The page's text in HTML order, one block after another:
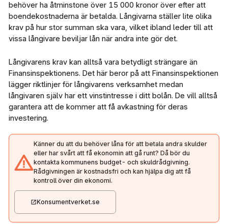
behöver ha åtminstone över 15 000 kronor över efter att
boendekostnaderna är betalda. Långivarna ställer lite olika
krav på hur stor summan ska vara, vilket ibland leder till att
vissa långivare beviljar lån när andra inte gör det.
Långivarens krav kan alltså vara betydligt strängare än
Finansinspektionens. Det här beror på att Finansinspektionen
lägger riktlinjer för långivarens verksamhet medan
långivaren själv har ett vinstintresse i ditt bolån. De vill alltså
garantera att de kommer att få avkastning för deras
investering.
Känner du att du behöver låna för att betala andra skulder
eller har svårt att få ekonomin att gå runt? Då bör du
kontakta kommunens budget- och skuldrådgivning.
Rådgivningen är kostnadsfri och kan hjälpa dig att få
kontroll över din ekonomi.
Konsumentverket.se